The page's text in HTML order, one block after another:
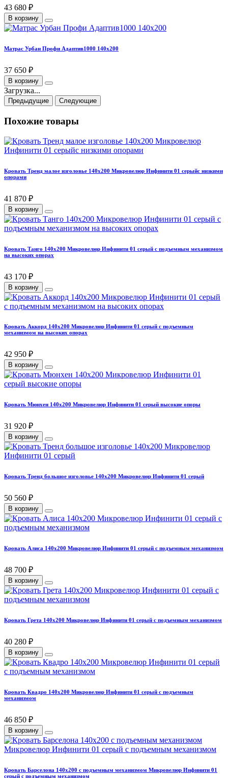
43 680 ₽
В корзину
Матрас Урбан Профи Адаптив1000 140х200
37 650 ₽
В корзину
Загрузка...
Предыдущие Следующие
Похожие товары
Кровать Тренд малое изголовье 140х200 Микровелюр Инфинити 01 серыйс низкими
опорами
41 870 ₽
В корзину
Кровать Танго 140х200 Микровелюр Инфинити 01 серый с подъемным механизмом
на высоких опорах
43 170 ₽
В корзину
Кровать Аккорд 140х200 Микровелюр Инфинити 01 серый с подъемным
механизмом на высоких опорах
42 950 ₽
В корзину
Кровать Мюнхен 140х200 Микровелюр Инфинити 01 серый высокие опоры
31 920 ₽
В корзину
Кровать Тренд большое изголовье 140х200 Микровелюр Инфинити 01 серый
50 560 ₽
В корзину
Кровать Алиса 140х200 Микровелюр Инфинити 01 серый с подъемным механизмом
48 700 ₽
В корзину
Кровать Грета 140х200 Микровелюр Инфинити 01 серый с подъемным механизмом
40 280 ₽
В корзину
Кровать Квадро 140х200 Микровелюр Инфинити 01 серый с подъемным
механизмом
46 850 ₽
В корзину
Кровать Барселона 140х200 с подъемным механизмом Микровелюр Инфинити 01
серый с подъемным механизмом